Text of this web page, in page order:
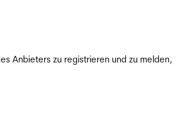
Anbieters zu registrieren und zu melden,